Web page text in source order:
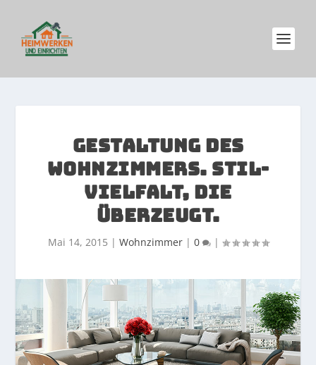
GESTALTUNG DES
WOHNZIMMERS. STIL-
VIELFALT, DIE
ÜBERZEUGT.
Mai 14, 2015 | Wohnzimmer| 0 |